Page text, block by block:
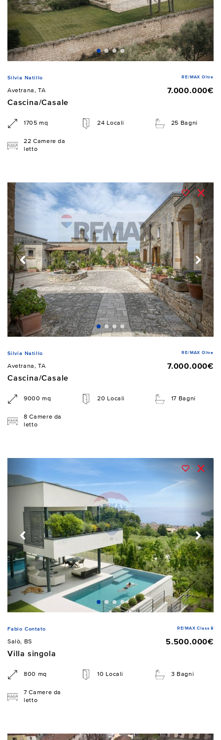
Silvia Natillo RE/MAX Oltre
Avetrana, TA
7.000.000€
Cascina/Casale
1705 mq 24 Locali 25 Bagni
22 Camere da
letto
Silvia Natillo RE/MAX Oltre
Avetrana, TA
7.000.000€
Cascina/Casale
9000 mq 20 Locali 17 Bagni
8 Camere da
letto
Fabio Contato RE/MAX Class 8
Salò, BS
5.500.000€
Villa singola
800 mq 10 Locali 3 Bagni
7 Camere da
letto